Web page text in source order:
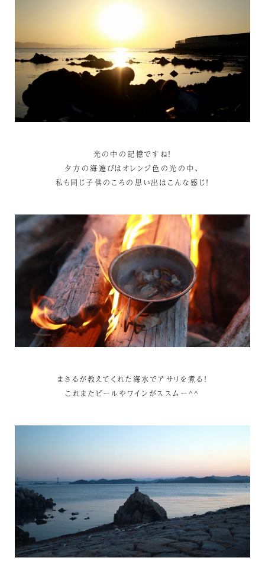
光の中の記憶ですね！
夕方の海遊びはオレンジ色の光の中、
私も同じ子供のころの思い出はこんな感じ！
まさるが教えてくれた海水でアサリを煮る！
これまたビールやワインがススムー^^